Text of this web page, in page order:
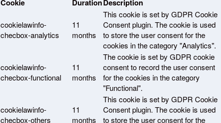
Cookie DurationDescription
cookielawinfo-
checbox-analytics
11
months
This cookie is set by GDPR Cookie
Consent plugin. The cookie is used
to store the user consent for the
cookies in the category "Analytics".
cookielawinfo-
checbox-functional
11
months
The cookie is set by GDPR cookie
consent to record the user consent
for the cookies in the category
"Functional".
cookielawinfo-
checbox-others
11
months
This cookie is set by GDPR Cookie
Consent plugin. The cookie is used
to store the user consent for the